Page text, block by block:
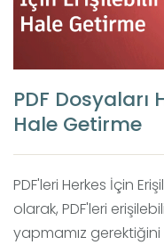
PDF Dosyaları
Hale Getirme
PDF'leri Herkes İçin
olarak, PDF'leri
yapmamız gerektiğini